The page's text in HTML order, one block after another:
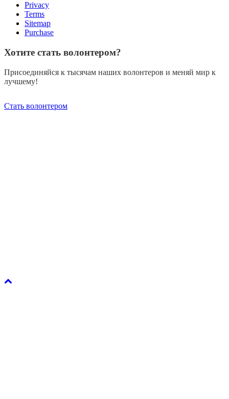
Privacy
Terms
Sitemap
Purchase
Хотите стать волонтером?
Присоединяйся к тысячам наших волонтеров и меняй мир к
лучшему!
Стать волонтером